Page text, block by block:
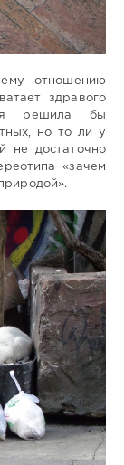
отношению
здравого
решила бы
но то ли у
не достаточно
«зачем